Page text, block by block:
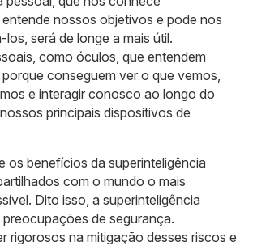
nossos objetivos e pode nos
será de longe a mais útil.
como óculos, que entendem
conseguem ver o que vemos,
e interagir conosco ao longo do
principais dispositivos de
os benefícios da superinteligência
com o mundo o mais
Dito isso, a superinteligência
de segurança.
rigorosos na mitigação desses riscos e